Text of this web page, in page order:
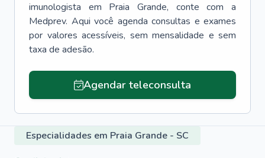
imunologista
em Praia Grande, conte com a
Medprev. Aqui você agenda consultas e exames
por valores acessíveis, sem mensalidade e sem
taxa de adesão.
Agendar teleconsulta
Especialidades em Praia Grande - SC